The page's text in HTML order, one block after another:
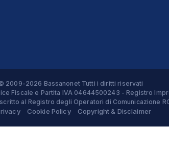
2009-2026 Bassanonet Tutti i diritti riservati
Fiscale e Partita IVA 04644500243 - Registro
al Registro degli Operatori di Comunicazione
Cookie Policy Copyright & Disclaimer